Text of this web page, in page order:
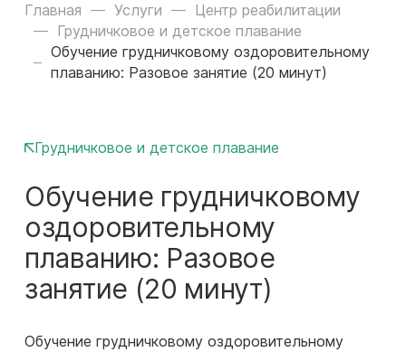
Главная Услуги
Центр реабилитации
Грудничковое и детское плавание
Обучение грудничковому оздоровительному
плаванию: Разовое занятие (20 минут)
Грудничковое и детское плавание
Обучение грудничковому
оздоровительному
плаванию: Разовое
занятие (20 минут)
Обучение грудничковому оздоровительному